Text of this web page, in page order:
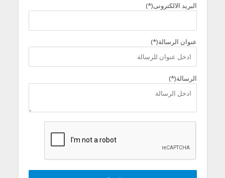
البريد الالكترونى(*)
عنوان الرسالة(*)
الرسالة(*)